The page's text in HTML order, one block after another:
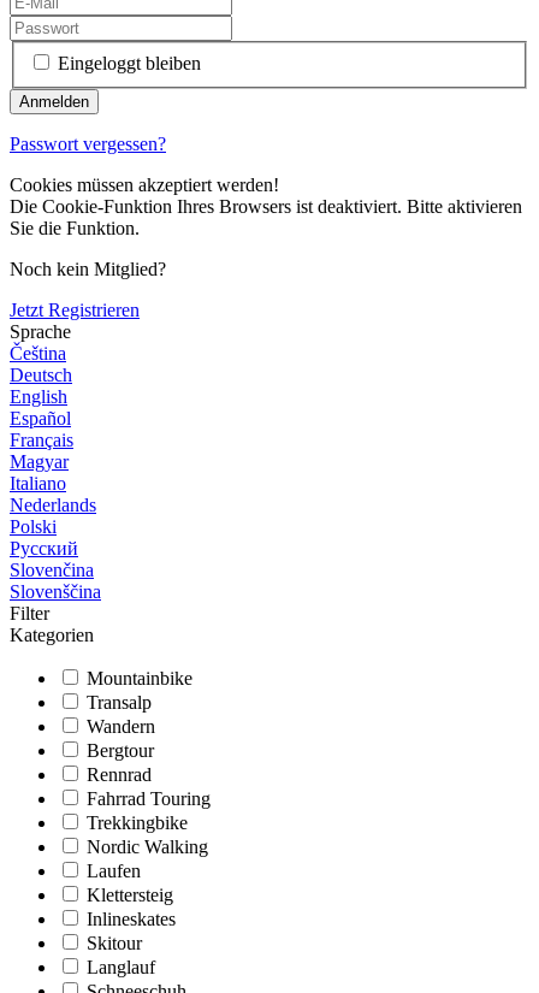
Eingeloggt bleiben
Passwort vergessen?
Cookies müssen akzeptiert werden!
Die Cookie-Funktion Ihres Browsers ist deaktiviert. Bitte aktivieren
Sie die Funktion.
Noch kein Mitglied?
Jetzt Registrieren
Sprache
Čeština
Deutsch
English
Español
Français
Magyar
Italiano
Nederlands
Polski
Русский
Slovenčina
Slovenščina
Filter
Kategorien
Mountainbike
Transalp
Wandern
Bergtour
Rennrad
Fahrrad Touring
Trekkingbike
Nordic Walking
Laufen
Klettersteig
Inlineskates
Skitour
Langlauf